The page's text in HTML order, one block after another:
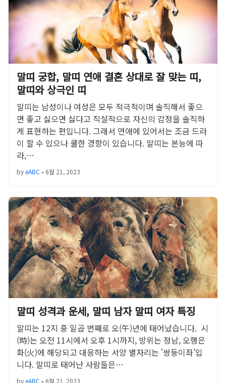
말띠 궁합, 말띠 연애 결혼 상대로 잘 맞는 띠,
말띠와 상극인 띠
말띠는 남성이나 여성은 모두 적극적이며 솔직해서 좋으
면 좋고 싫으면 싫다고 직설적으로 자신의 감정을 솔직하
게 표현하는 편입니다. 그래서 연애에 있어서는 조금 드라
이 할 수 있으나 쿨한 경향이 있습니다. 말띠는 본능에 따
라,…
byeABC • 6월 21, 2023
말띠 성격과 운세, 말띠 남자 말띠 여자 특징
말띠는 12지 중 일곱 번째로 오(午)년에 태어났습니다. 시
(時)는 오전 11시에서 오후 1시까지, 방위는 정남, 오행은
화(火)에 해당되고 대응하는 서양 별자리는 '쌍둥이좌'입
니다. 말띠로 태어난 사람들은…
byeABC • 6월 21, 2023